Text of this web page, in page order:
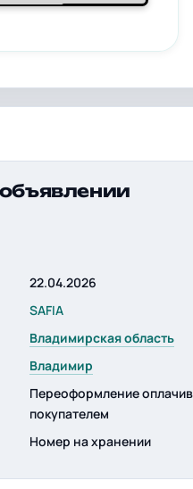
22.04.2026
SAFIA
Владимирская область
Владимир
Переоформление
покупателем
Номер на хранении